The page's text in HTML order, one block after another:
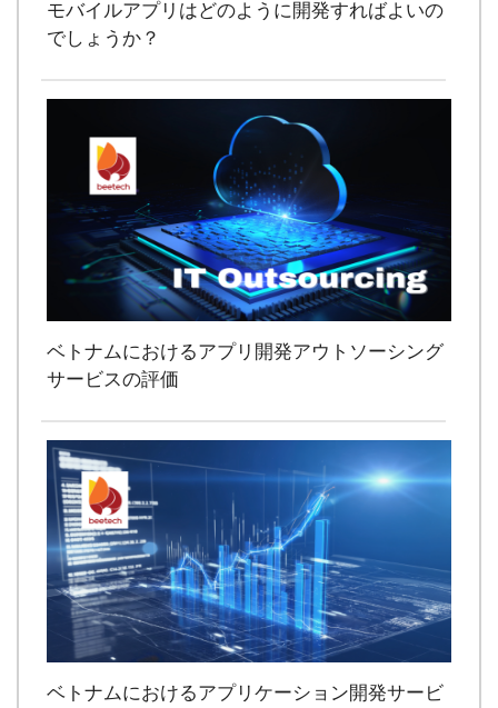
モバイルアプリはどのように開発すればよいの
でしょうか？
ベトナムにおけるアプリ開発アウトソーシング
サービスの評価
ベトナムにおけるアプリケーション開発サービ